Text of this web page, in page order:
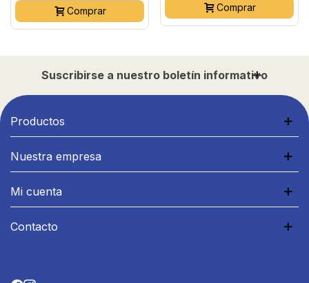
Comprar Comprar
Suscribirse a nuestro boletín informativo
Productos
Nuestra empresa
Mi cuenta
Contacto